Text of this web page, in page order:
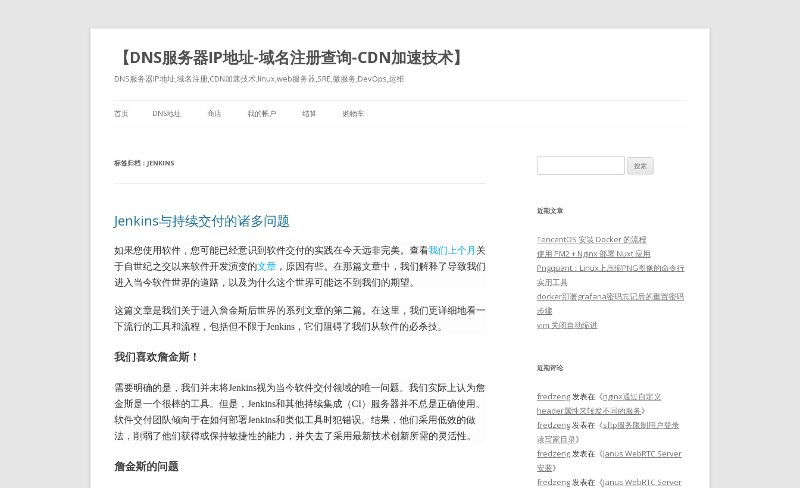
【DNS服务器IP地址-域名注册查询-CDN加速技术】
DNS服务器IP地址,域名注册,CDN加速技术,linux,web服务器,SRE,微服务,DevOps,运维
首页 DNS地址 商店 我的帐户 结算 购物车
标签归档： JENKINS
Jenkins与持续交付的诸多问题
如果您使用软件，您可能已经意识到软件交付的实践在今天远非完美。 查看我们上个月 关
于自世纪之交以来软件开发演变的文章 ，原因有些。 在那篇文章中，我们解释了导致我们
进入当今软件世界的道路，以及为什么这个世界可能达不到我们的期望。
这篇文章是我们关于进入詹金斯后世界的系列文章的第二篇。 在这里，我们更详细地看一
下流行的工具和流程，包括但不限于Jenkins，它们阻碍了我们从软件的必杀技。
我们喜欢詹金斯！
需要明确的是，我们并未将Jenkins视为当今软件交付领域的唯一问题。 我们实际上认为詹
金斯是一个很棒的工具。 但是，Jenkins和其他持续集成（CI）服务器并不总是正确使用。
软件交付团队倾向于在如何部署Jenkins和类似工具时犯错误。 结果，他们采用低效的做
法，削弱了他们获得或保持敏捷性的能力，并失去了采用最新技术创新所需的灵活性。
詹金斯的问题
索：
近期文章
TencentOS 安装 Docker 的流程
使用 PM2 + Nginx 部署 Nuxt 应用
Pngquant：Linux上压缩PNG图像的命令行
实用工具
docker部署grafana密码忘记后的重置密码
步骤
vim 关闭自动缩进
近期评论
fredzeng发表在《nginx通过自定义
header属性来转发不同的服务》
fredzeng发表在《sftp服务限制用户登录
读写家目录》
fredzeng发表在《Janus WebRTC Server
安装》
fredzeng发表在《Janus WebRTC Server